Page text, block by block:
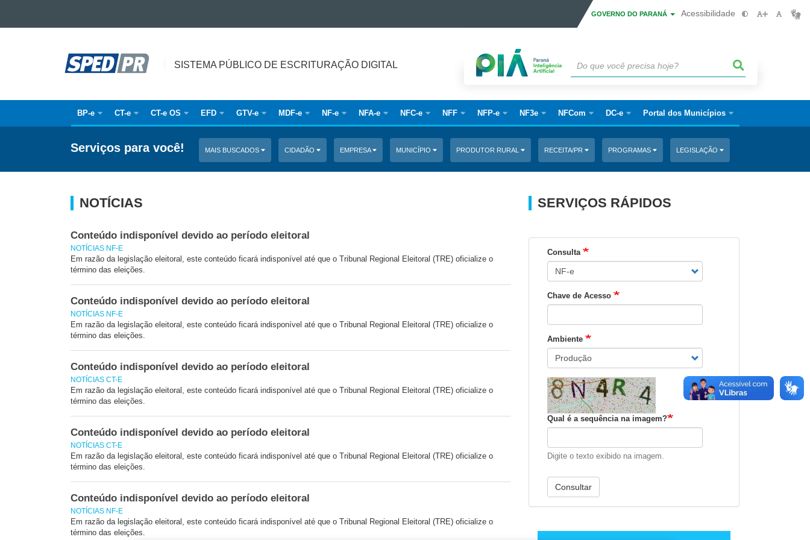
Ir para a busca
GOVERNO DO PARANÁ Acessibilidade
PÚBLICO
DE
DIGITAL
SISTEMA PÚBLICO DE ESCRITURAÇÃO DIGITAL
Navegação
principal
BP-e CT-e CT-e OS EFD GTV-e MDF-e NF-e NFA-e NFC-e NFF NFP-e NF3e NFCom DC-e Portal dos Municípios
Serviços para você! MAIS BUSCADOS CIDADÃO EMPRESA MUNICÍPIO PRODUTOR RURAL RECEITA/PR PROGRAMAS LEGISLAÇÃO
NOTÍCIAS
Conteúdo indisponível devido ao período eleitoral
NOTÍCIAS NF-E
Em razão da legislação eleitoral, este conteúdo ficará indisponível até que o Tribunal Regional Eleitoral (TRE) oficialize o
término das eleições.
Conteúdo indisponível devido ao período eleitoral
NOTÍCIAS NF-E
Em razão da legislação eleitoral, este conteúdo ficará indisponível até que o Tribunal Regional Eleitoral (TRE) oficialize o
término das eleições.
Conteúdo indisponível devido ao período eleitoral
NOTÍCIAS CT-E
Em razão da legislação eleitoral, este conteúdo ficará indisponível até que o Tribunal Regional Eleitoral (TRE) oficialize o
término das eleições.
Conteúdo indisponível devido ao período eleitoral
NOTÍCIAS CT-E
Em razão da legislação eleitoral, este conteúdo ficará indisponível até que o Tribunal Regional Eleitoral (TRE) oficialize o
término das eleições.
Conteúdo indisponível devido ao período eleitoral
NOTÍCIAS NF-E
Em razão da legislação eleitoral, este conteúdo ficará indisponível até que o Tribunal Regional Eleitoral (TRE) oficialize o
término das eleições.
SERVIÇOS RÁPIDOS
Consulta
Chave de Acesso
Ambiente
Qual é a sequência na imagem?
Digite o texto exibido na imagem.
Consultar